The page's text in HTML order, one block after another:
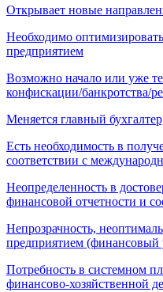
Открывает новые
Необходимо
предприятием
Возможно начало или уже
конфискации/банкротства/
Меняется главный
Есть необходимость в
соответствии с
Неопределенность в
финансовой отчетности и
Непрозрачность,
предприятием (финансовый
Потребность в системном
финансово-хозяйственной